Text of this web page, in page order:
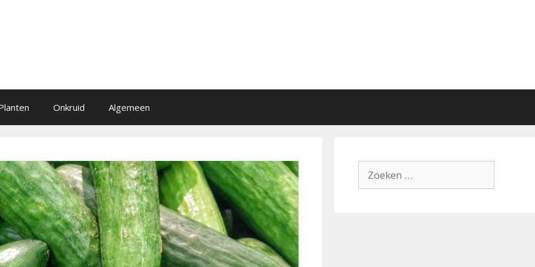
Onkruid Algemeen
naar: